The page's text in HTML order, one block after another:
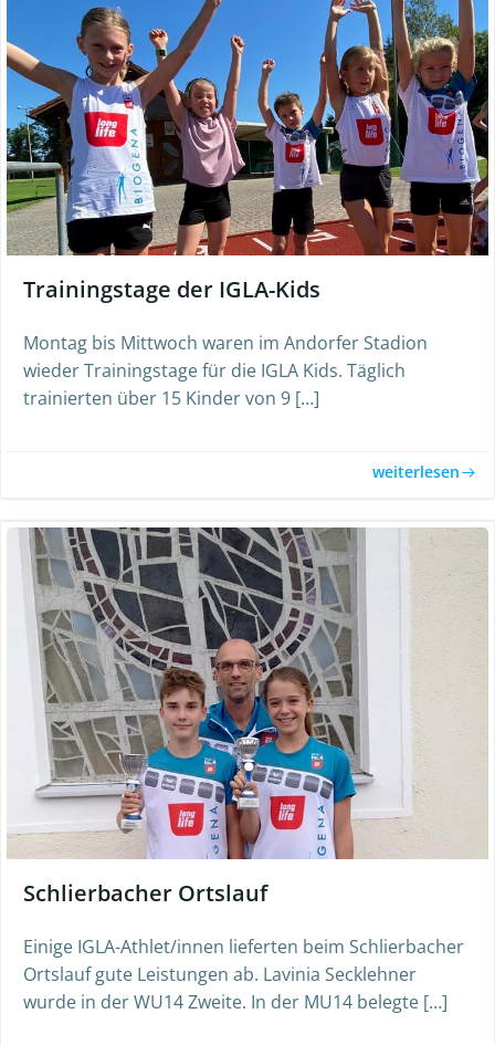
Trainingstage der IGLA-Kids
Montag bis Mittwoch waren im Andorfer Stadion
wieder Trainingstage für die IGLA Kids. Täglich
trainierten über 15 Kinder von 9 […]
weiterlesen
Schlierbacher Ortslauf
Einige IGLA-Athlet/innen lieferten beim Schlierbacher
Ortslauf gute Leistungen ab. Lavinia Secklehner
wurde in der WU14 Zweite. In der MU14 belegte […]